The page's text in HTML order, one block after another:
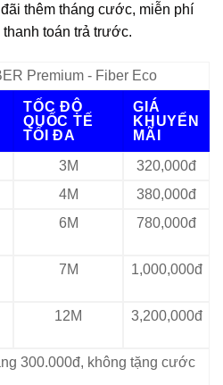
thêm tháng cước, miễn phí
toán trả trước.
Premium - Fiber Eco
TỐC ĐỘ
QUỐC TẾ
TỐI ĐA
GIÁ
KHUYẾN
MÃI
3M
320,000đ
4M
380,000đ
6M 780,000đ
7M 1,000,000đ
12M 3,200,000đ
300.000đ, không tặng cước